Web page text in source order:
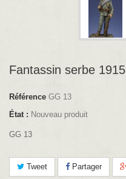
Fantassin serbe 1915
Référence GG 13
État : Nouveau produit
GG 13
Tweet Partager